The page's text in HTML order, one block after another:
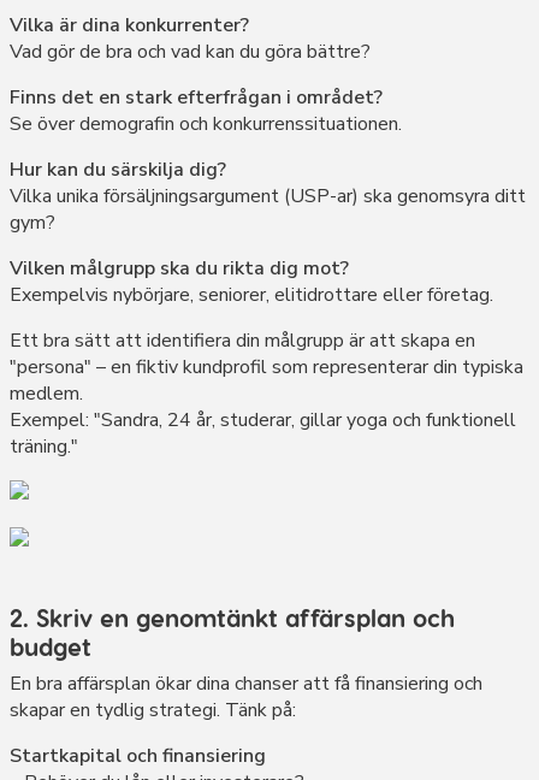
Vilka är dina konkurrenter?
Vad gör de bra och vad kan du göra bättre?
Finns det en stark efterfrågan i området?
Se över demografin och konkurrenssituationen.
Hur kan du särskilja dig?
Vilka unika försäljningsargument (USP-ar) ska genomsyra ditt
gym?
Vilken målgrupp ska du rikta dig mot?
Exempelvis nybörjare, seniorer, elitidrottare eller företag.
Ett bra sätt att identifiera din målgrupp är att skapa en
"persona" – en fiktiv kundprofil som representerar din typiska
medlem.
Exempel: "Sandra, 24 år, studerar, gillar yoga och funktionell
träning."
2. Skriv en genomtänkt affärsplan och
budget
En bra affärsplan ökar dina chanser att få finansiering och
skapar en tydlig strategi. Tänk på:
Startkapital och finansiering